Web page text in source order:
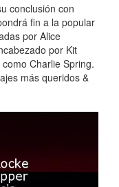
conclusión con
fin a la popular
por Alice
por Kit
Charlie Spring.
más queridos &